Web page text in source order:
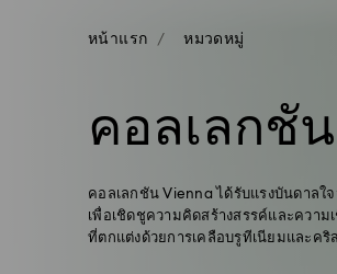
หน้าแรก หมวดหมู่
คอลเลกชั
คอลเลกชัน Vienna ได้รับแรงบันดาลใ
เพื่อเชิดชูความคิดสร้างสรรค์และควา
ที่ตกแต่งด้วยการเคลือบรูทีเนียมและคริ